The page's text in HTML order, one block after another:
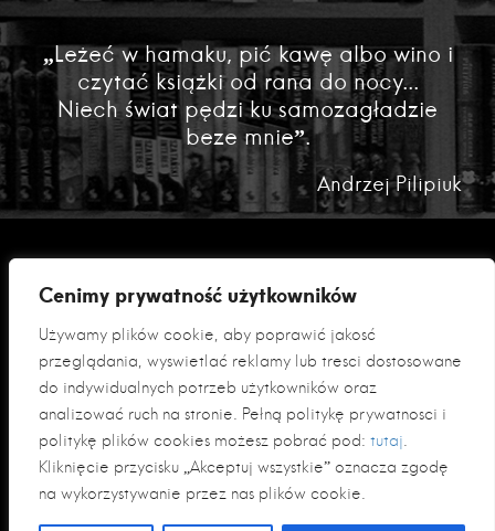
Cenimy prywatność użytkowników
Używamy plików cookie, aby poprawić jakość
przeglądania, wyświetlać reklamy lub treści dostosowane
do indywidualnych potrzeb użytkowników oraz
analizować ruch na stronie. Pełną politykę prywatności i
politykę plików cookies możesz pobrać pod: tutaj.
Kliknięcie przycisku „Akceptuj wszystkie” oznacza zgodę
na wykorzystywanie przez nas plików cookie.
„Leżeć w hamaku, pić kawę albo wino i
czytać książki od rana do nocy...
Niech świat pędzi ku samozagładzie
beze mnie”.
Andrzej Pilipiuk
Polityka prywatności
Klauzula informacyjna RODO